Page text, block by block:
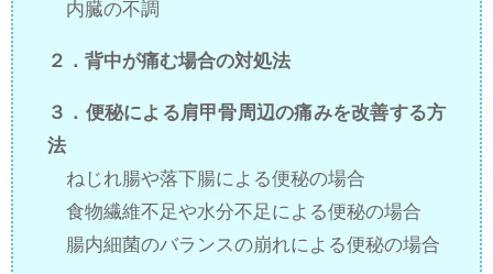
内臓の不調
２．背中が痛む場合の対処法
３．便秘による肩甲骨周辺の痛みを改善する方
法
ねじれ腸や落下腸による便秘の場合
食物繊維不足や水分不足による便秘の場合
腸内細菌のバランスの崩れによる便秘の場合